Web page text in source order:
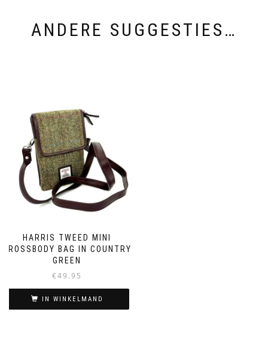
ANDERE SUGGESTIES…
HARRIS TWEED MINI
CROSSBODY BAG IN COUNTRY
GREEN
€49.95
IN WINKELMAND